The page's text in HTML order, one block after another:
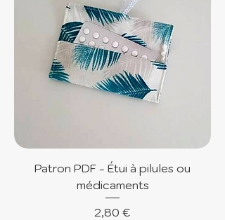
Patron PDF - Étui à pilules ou
médicaments
Prix
2,80 €